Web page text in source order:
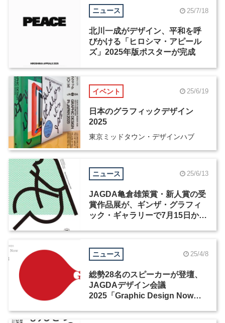
ニュース 25/7/18
北川一成がデザイン、平和を呼
びかける「ヒロシマ・アピール
ズ」2025年版ポスターが完成
イベント 25/6/19
日本のグラフィックデザイン
2025
東京ミッドタウン・デザインハブ
ニュース 25/6/13
JAGDA亀倉雄策賞・新人賞の受
賞作品展が、ギンザ・グラフィ
ック・ギャラリーで7月15日から
ニュース 25/4/8
総勢28名のスピーカーが登壇、
JAGDAデザイン会議
2025「Graphic Design Now」